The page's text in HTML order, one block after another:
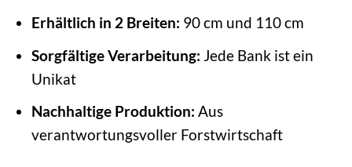
Erhältlich in 2 Breiten: 90 cm und 110 cm
Sorgfältige Verarbeitung: Jede Bank ist ein
Unikat
Nachhaltige Produktion: Aus
verantwortungsvoller Forstwirtschaft